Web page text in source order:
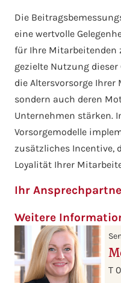
Die
eine wertvolle
für Ihre Mitarbeitenden
gezielte Nutzung
die Altersvorsorge
sondern auch deren
Unternehmen stärken.
Vorsorgemodelle
zusätzliches Incentive,
Loyalität Ihrer
Ihr
Weitere
T